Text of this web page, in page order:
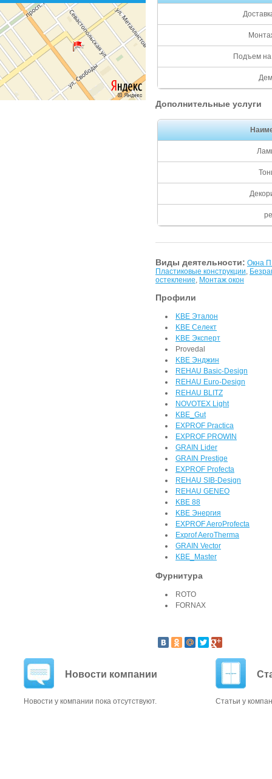
Подъем на
Дополнительные услуги
Виды деятельности: Окна
Пластиковые конструкции,
остекление, Монтаж окон
Профили
KBE Эталон
KBE Селект
KBE Эксперт
Provedal
KBE Энджин
REHAU Basic-Design
REHAU Euro-Design
REHAU BLITZ
NOVOTEX Light
KBE_Gut
EXPROF Practica
EXPROF PROWIN
GRAIN Lider
GRAIN Prestige
EXPROF Profecta
REHAU SIB-Design
REHAU GENEO
KBE 88
KBE Энергия
EXPROF AeroProfecta
Exprof AeroTherma
GRAIN Vector
KBE_Master
Фурнитура
ROTO
FORNAX
Новости компании
Новости у компании пока отсутствуют. Статьи у